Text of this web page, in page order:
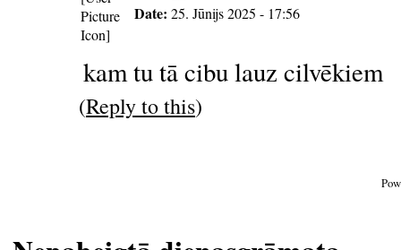
Date: 25. Jūnijs 2025 - 17:56
kam tu tā cibu lauz cilvēkiem
(Reply to this)